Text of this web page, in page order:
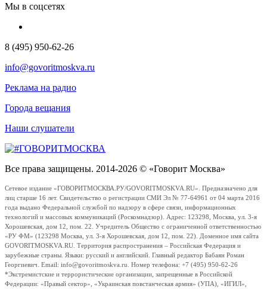
Мы в соцсетях
8 (495) 950-62-26
info@govoritmoskva.ru
Реклама на радио
Города вещания
Наши слушатели
Все права защищены. 2014-2026 © «Говорит Москва»
Сетевое издание «ГОВОРИТМОСКВА.РУ/GOVORITMOSKVA.RU». Предназначено для
лиц старше 16 лет. Свидетельство о регистрации СМИ Эл № 77-64961 от 04 марта 2016
года выдано Федеральной службой по надзору в сфере связи, информационных
технологий и массовых коммуникаций (Роскомнадзор). Адрес: 123298, Москва, ул. 3-я
Хорошевская, дом 12, пом. 22. Учредитель Общество с ограниченной ответственностью
«РУ ФМ» (123298 Москва, ул. 3-я Хорошевская, дом 12, пом. 22). Доменное имя сайта
GOVORITMOSKVA.RU. Территория распространения – Российская Федерация и
зарубежные страны. Языки: русский и английский. Главный редактор Бабаян Роман
Георгиевич. Email: info@govoritmoskva.ru. Номер телефона: +7 (495) 950-62-26
*Экстремистские и террористические организации, запрещенные в Российской
Федерации: «Правый сектор», «Украинская повстанческая армия» (УПА), «ИГИЛ»,